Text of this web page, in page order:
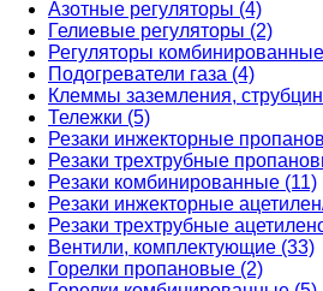
Азотные регуляторы (4)
Гелиевые регуляторы (2)
Регуляторы
Подогреватели газа (4)
Клеммы заземления,
Тележки (5)
Резаки инжекторные
Резаки трехтрубные
Резаки комбинированные (11)
Резаки инжекторные
Резаки трехтрубные
Вентили, комплектующие (33)
Горелки пропановые (2)